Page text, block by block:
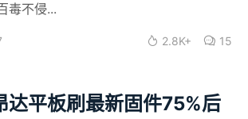
毒不侵...
2.8K+ 15
平板刷最新固件75%后